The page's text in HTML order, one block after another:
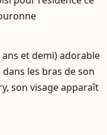
ans et demi) adorable
les bras de son
son visage apparaît